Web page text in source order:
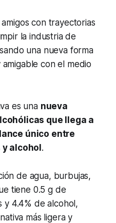
con trayectorias
la industria de
una nueva forma
con el medio
es una nueva
que llega a
único entre
alcohol.
de agua, burbujas,
tiene 0.5 g de
y 4.4% de alcohol,
más ligera y